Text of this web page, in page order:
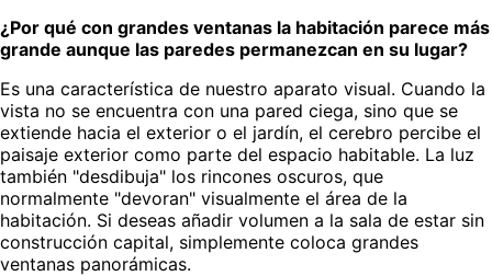
¿Por qué con grandes ventanas la habitación parece más
grande aunque las paredes permanezcan en su lugar?
Es una característica de nuestro aparato visual. Cuando la
vista no se encuentra con una pared ciega, sino que se
extiende hacia el exterior o el jardín, el cerebro percibe el
paisaje exterior como parte del espacio habitable. La luz
también "desdibuja" los rincones oscuros, que
normalmente "devoran" visualmente el área de la
habitación. Si deseas añadir volumen a la sala de estar sin
construcción capital, simplemente coloca grandes
ventanas panorámicas.